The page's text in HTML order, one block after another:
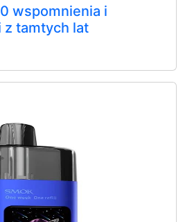
wspomnienia i
z tamtych lat